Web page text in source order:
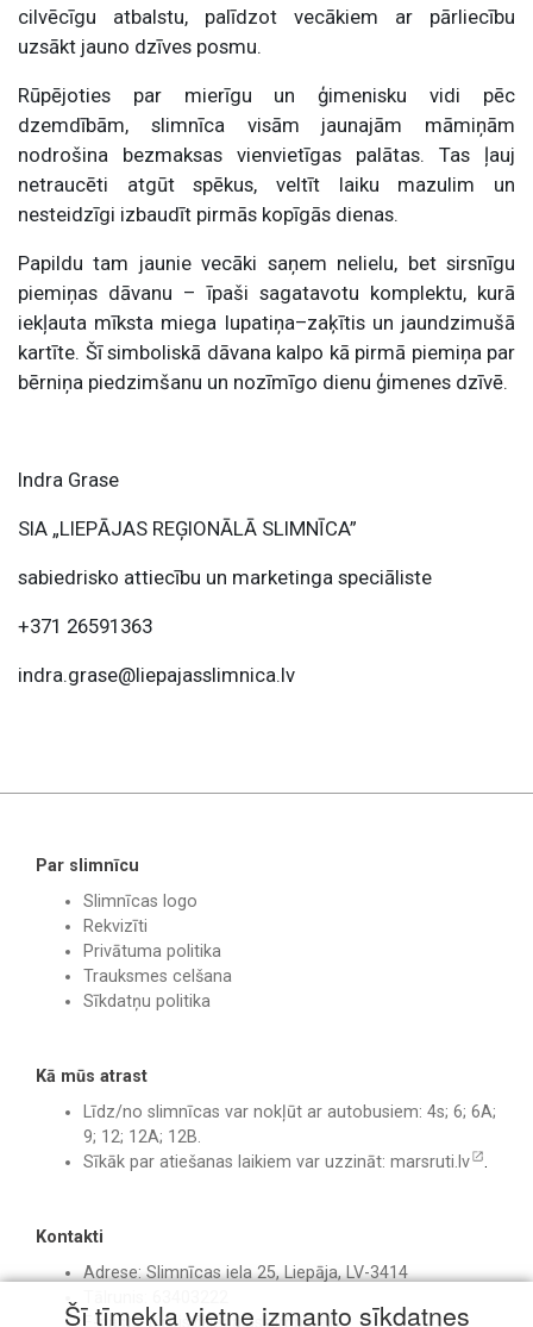
cilvēcīgu atbalstu, palīdzot vecākiem ar pārliecību
uzsākt jauno dzīves posmu.
Rūpējoties par mierīgu un ģimenisku vidi pēc
dzemdībām, slimnīca visām jaunajām māmiņām
nodrošina bezmaksas vienvietīgas palātas. Tas ļauj
netraucēti atgūt spēkus, veltīt laiku mazulim un
nesteidzīgi izbaudīt pirmās kopīgās dienas.
Papildu tam jaunie vecāki saņem nelielu, bet sirsnīgu
piemiņas dāvanu – īpaši sagatavotu komplektu, kurā
iekļauta mīksta miega lupatiņa–zaķītis un jaundzimušā
kartīte. Šī simboliskā dāvana kalpo kā pirmā piemiņa par
bērniņa piedzimšanu un nozīmīgo dienu ģimenes dzīvē.
Indra Grase
SIA „LIEPĀJAS REĢIONĀLĀ SLIMNĪCA”
sabiedrisko attiecību un marketinga speciāliste
+371 26591363
indra.grase@liepajasslimnica.lv
Par slimnīcu
Slimnīcas logo
Rekvizīti
Privātuma politika
Trauksmes celšana
Sīkdatņu politika
Kā mūs atrast
Līdz/no slimnīcas var nokļūt ar autobusiem: 4s; 6; 6A;
9; 12; 12A; 12B.
Sīkāk par atiešanas laikiem var uzzināt: marsruti.lv .
Kontakti
Adrese: Slimnīcas iela 25, Liepāja, LV-3414
E-pasts:birojs@liepajasslimnica.lv
Šī tīmekļa vietne izmanto sīkdatnes